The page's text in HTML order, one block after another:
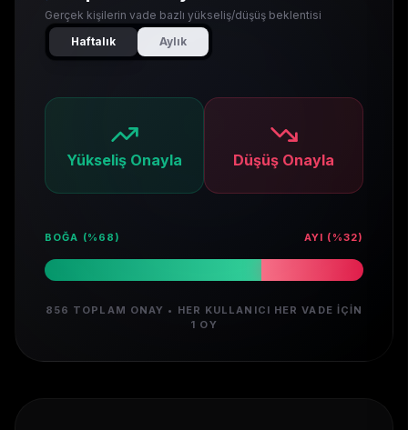
Gerçek kişilerin vade bazlı yükseliş/düşüş beklentisi
Haftalık
Aylık
Yükseliş Onayla Düşüş Onayla
BOĞA (% 68 ) AYI (%32)
856 TOPLAM ONAY • HER KULLANICI HER VADE İÇIN
1 OY